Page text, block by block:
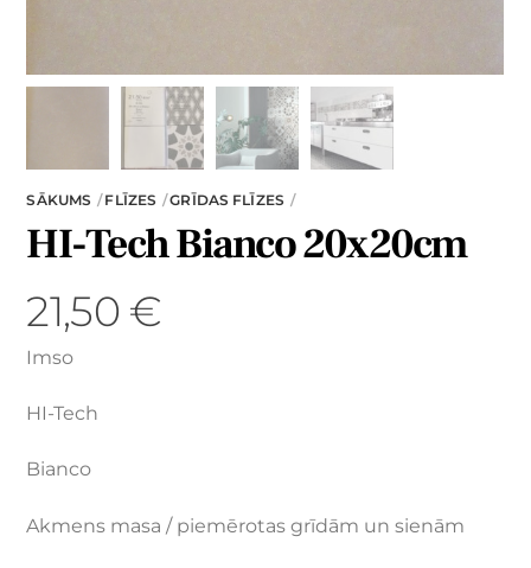
SĀKUMS FLĪZES GRĪDAS FLĪZES
HI-Tech Bianco 20x20cm
21,50 €
Imso
HI-Tech
Bianco
Akmens masa / piemērotas grīdām un sienām